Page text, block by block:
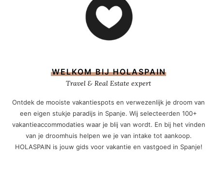
WELKOM BIJ HOLASPAIN
Travel & Real Estate expert
Ontdek de mooiste vakantiespots en verwezenlijk je droom van
een eigen stukje paradijs in Spanje. Wij selecteerden 100+
vakantieaccommodaties waar je blij van wordt. En bij het vinden
van je droomhuis helpen we je van intake tot aankoop.
HOLASPAIN is jouw gids voor vakantie en vastgoed in Spanje!